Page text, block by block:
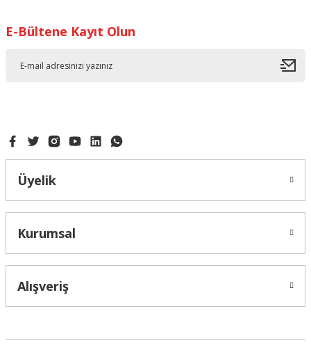
E-Bültene Kayıt Olun
Üyelik
Kurumsal
Alışveriş